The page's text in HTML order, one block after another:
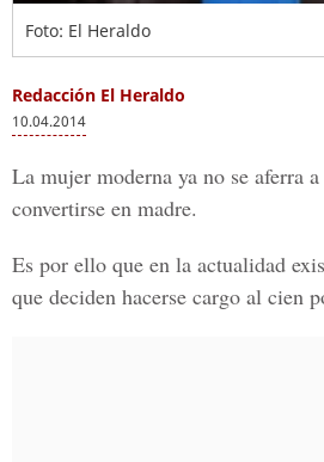
Foto: El Heraldo
Redacción El Heraldo
10.04.2014
La mujer moderna ya no se aferra
convertirse en madre.
Es por ello que en la actualidad
que deciden hacerse cargo al cien